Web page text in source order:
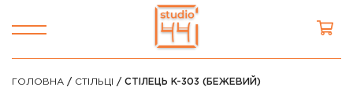
ГОЛОВНА / СТІЛЬЦІ / СТІЛЕЦЬ K-303 (БЕЖЕВИЙ)